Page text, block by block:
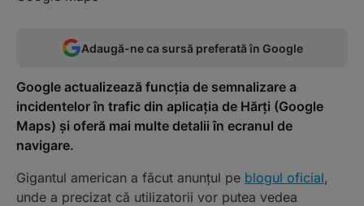
Adaugă-ne ca sursă preferată în Google
Google actualizează funcția de semnalizare a
incidentelor în trafic din aplicația de Hărți (Google
Maps) și oferă mai multe detalii în ecranul de
navigare.
Gigantul american a făcut anunțul pe blogul oficial,
unde a precizat că utilizatorii vor putea vedea